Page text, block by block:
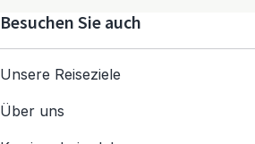
Besuchen Sie auch
Unsere Reiseziele
Über uns